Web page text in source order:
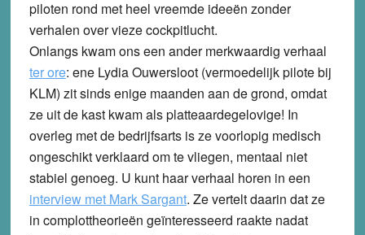
piloten rond met heel vreemde ideeën zonder
verhalen over vieze cockpitlucht.
Onlangs kwam ons een ander merkwaardig verhaal
ter ore: ene Lydia Ouwersloot (vermoedelijk pilote bij
KLM) zit sinds enige maanden aan de grond, omdat
ze uit de kast kwam als platteaardegelovige! In
overleg met de bedrijfsarts is ze voorlopig medisch
ongeschikt verklaard om te vliegen, mentaal niet
stabiel genoeg. U kunt haar verhaal horen in een
interview met Mark Sargant. Ze vertelt daarin dat ze
in complottheorieën geïnteresseerd raakte nadat